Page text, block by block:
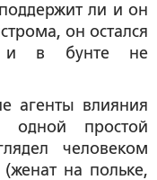
ли и он
он остался
и в бунте не
агенты влияния
простой
человеком
на польке,